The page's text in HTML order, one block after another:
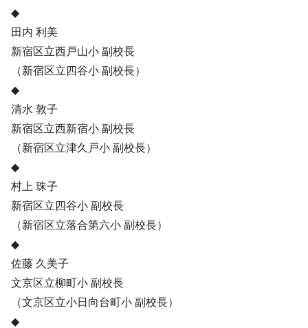
◆
田内 利美
新宿区立西戸山小 副校長
（新宿区立四谷小 副校長）
◆
清水 敦子
新宿区立西新宿小 副校長
（新宿区立津久戸小 副校長）
◆
村上 珠子
新宿区立四谷小 副校長
（新宿区立落合第六小 副校長）
◆
佐藤 久美子
文京区立柳町小 副校長
（文京区立小日向台町小 副校長）
◆